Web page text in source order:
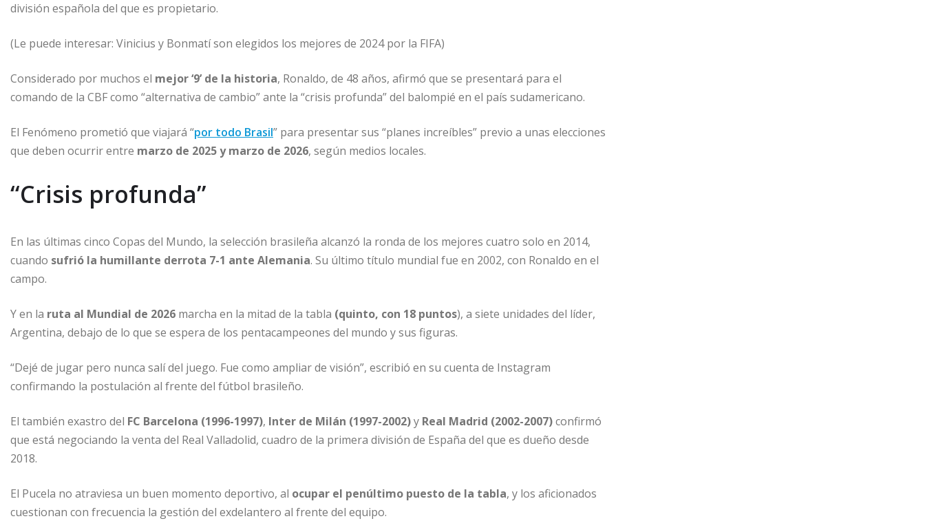
división española del que es propietario.
(Le puede interesar: Vinicius y Bonmatí son elegidos los mejores de 2024 por la FIFA)
Considerado por muchos el mejor ‘9’ de la historia, Ronaldo, de 48 años, afirmó que se presentará para el
comando de la CBF como “alternativa de cambio” ante la “crisis profunda” del balompié en el país sudamericano.
El Fenómeno prometió que viajará “por todo Brasil” para presentar sus “planes increíbles” previo a unas elecciones
que deben ocurrir entre marzo de 2025 y marzo de 2026, según medios locales.
“Crisis profunda”
En las últimas cinco Copas del Mundo, la selección brasileña alcanzó la ronda de los mejores cuatro solo en 2014,
cuando sufrió la humillante derrota 7-1 ante Alemania. Su último título mundial fue en 2002, con Ronaldo en el
campo.
Y en la ruta al Mundial de 2026 marcha en la mitad de la tabla (quinto, con 18 puntos), a siete unidades del líder,
Argentina, debajo de lo que se espera de los pentacampeones del mundo y sus figuras.
“Dejé de jugar pero nunca salí del juego. Fue como ampliar de visión”, escribió en su cuenta de Instagram
confirmando la postulación al frente del fútbol brasileño.
El también exastro del FC Barcelona (1996-1997), Inter de Milán (1997-2002)y Real Madrid (2002-2007)confirmó
que está negociando la venta del Real Valladolid, cuadro de la primera división de España del que es dueño desde
2018.
El Pucela no atraviesa un buen momento deportivo, al ocupar el penúltimo puesto de la tabla, y los aficionados
cuestionan con frecuencia la gestión del exdelantero al frente del equipo.